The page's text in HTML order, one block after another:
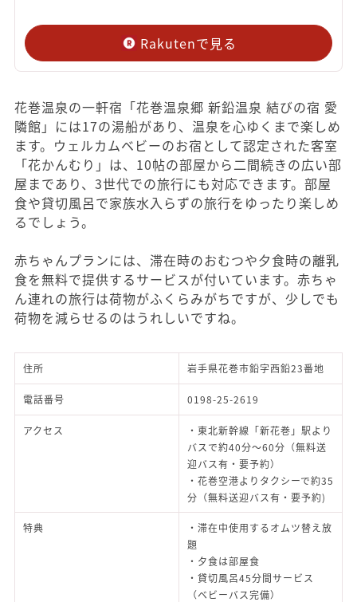
Rakutenで見る
花巻温泉の一軒宿「花巻温泉郷 新鉛温泉 結びの宿 愛
隣館」には17の湯船があり、温泉を心ゆくまで楽しめ
ます。ウェルカムベビーのお宿として認定された客室
「花かんむり」は、10帖の部屋から二間続きの広い部
屋まであり、3世代での旅行にも対応できます。部屋
食や貸切風呂で家族水入らずの旅行をゆったり楽しめ
るでしょう。
赤ちゃんプランには、滞在時のおむつや夕食時の離乳
食を無料で提供するサービスが付いています。赤ちゃ
ん連れの旅行は荷物がふくらみがちですが、少しでも
荷物を減らせるのはうれしいですね。
住所 岩手県花巻市鉛字西鉛23番地
電話番号 0198-25-2619
アクセス
・東北新幹線「新花巻」駅より
バスで約40分～60分（無料送
迎バス有・要予約）
・花巻空港よりタクシーで約35
分（無料送迎バス有・要予約)
特典
・滞在中使用するオムツ替え放
題
・夕食は部屋食
・貸切風呂45分間サービス
（ベビーバス完備）